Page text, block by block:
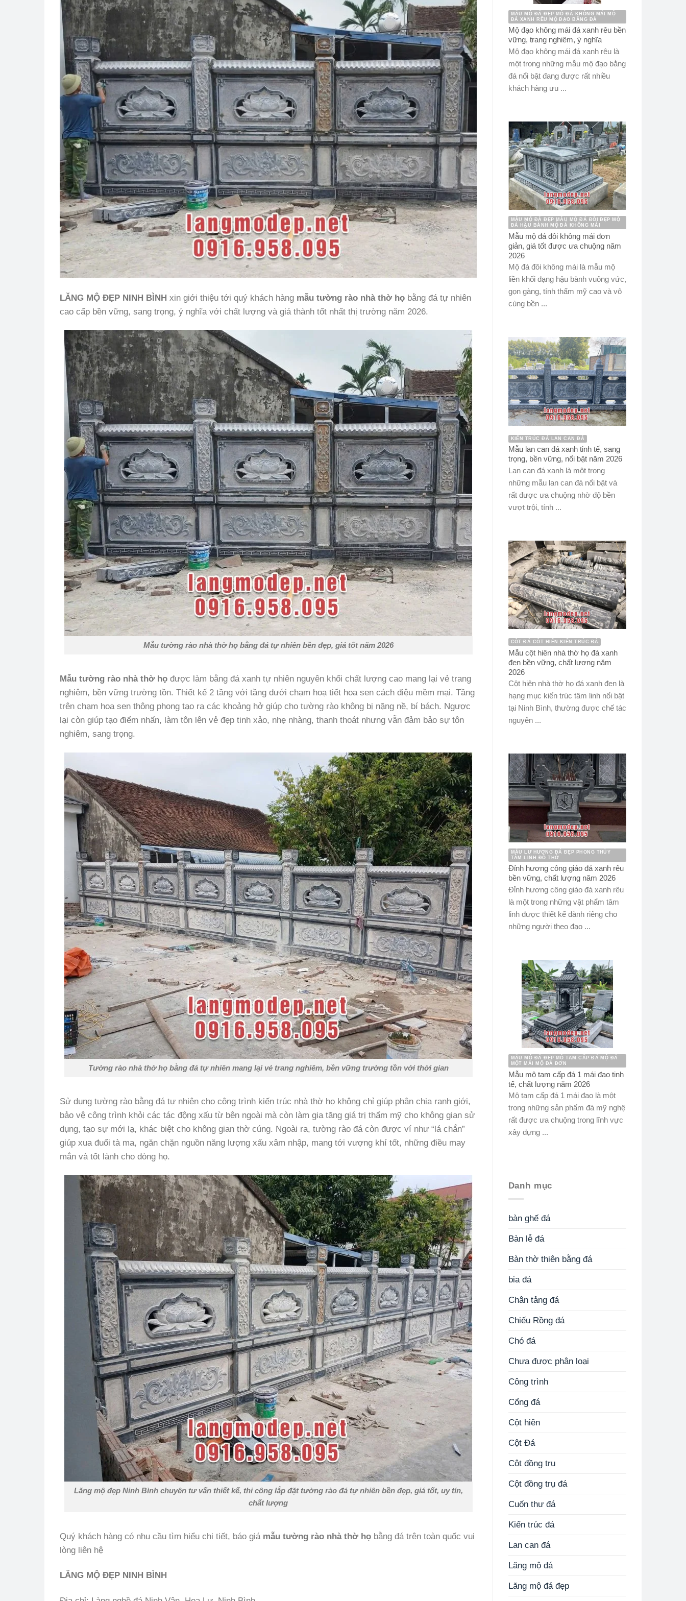
LĂNG MỘ ĐẸP NINH BÌNH xin giới thiệu tới quý khách hàng mẫu tường rào nhà thờ họ bằng đá tự nhiên
cao cấp bền vững, sang trọng, ý nghĩa với chất lượng và giá thành tốt nhất thị trường năm 2026.
Mẫu tường rào nhà thờ họ bằng đá tự nhiên bền đẹp, giá tốt năm 2026
Mẫu tường rào nhà thờ họ được làm bằng đá xanh tự nhiên nguyên khối chất lượng cao mang lại vẻ trang
nghiêm, bền vững trường tồn. Thiết kế 2 tầng với tầng dưới chạm hoạ tiết hoa sen cách điệu mềm mại. Tầng
trên chạm hoa sen thông phong tạo ra các khoảng hở giúp cho tường rào không bị nặng nề, bí bách. Ngược
lại còn giúp tạo điểm nhấn, làm tôn lên vẻ đẹp tinh xảo, nhẹ nhàng, thanh thoát nhưng vẫn đảm bảo sự tôn
nghiêm, sang trọng.
Tường rào nhà thờ họ bằng đá tự nhiên mang lại vẻ trang nghiêm, bền vững trường tồn với thời gian
Sử dụng tường rào bằng đá tự nhiên cho công trình kiến trúc nhà thờ họ không chỉ giúp phân chia ranh giới,
bảo vệ công trình khỏi các tác động xấu từ bên ngoài mà còn làm gia tăng giá trị thẩm mỹ cho không gian sử
dụng, tạo sự mới lạ, khác biệt cho không gian thờ cúng. Ngoài ra, tường rào đá còn được ví như “lá chắn”
giúp xua đuổi tà ma, ngăn chặn nguồn năng lượng xấu xâm nhập, mang tới vượng khí tốt, những điều may
mắn và tốt lành cho dòng họ.
Lăng mộ đẹp Ninh Bình chuyên tư vấn thiết kế, thi công lắp đặt tường rào đá tự nhiên bền đẹp, giá tốt, uy tín,
chất lượng
Quý khách hàng có nhu cầu tìm hiểu chi tiết, báo giá mẫu tường rào nhà thờ họ bằng đá trên toàn quốc vui
lòng liên hệ
LĂNG MỘ ĐẸP NINH BÌNH
MẪU MỘ ĐÁ ĐẸP MỘ ĐÁ KHÔNG MÁI MỘ
ĐÁ XANH RÊU MỘ ĐẠO BẰNG ĐÁ
Mộ đạo không mái đá xanh rêu bền
vững, trang nghiêm, ý nghĩa
Mộ đạo không mái đá xanh rêu là
một trong những mẫu mộ đạo bằng
đá nổi bật đang được rất nhiều
khách hàng ưu ...
MẪU MỘ ĐÁ ĐẸP MẪU MỘ ĐÁ ĐÔI ĐẸP MỘ
ĐÁ HẬU BÀNH MỘ ĐÁ KHÔNG MÁI
Mẫu mộ đá đôi không mái đơn
giản, giá tốt được ưa chuộng năm
2026
Mộ đá đôi không mái là mẫu mộ
liền khối dạng hậu bành vuông vức,
gọn gàng, tính thẩm mỹ cao và vô
cùng bền ...
KIẾN TRÚC ĐÁ LAN CAN ĐÁ
Mẫu lan can đá xanh tinh tế, sang
trọng, bền vững, nổi bật năm 2026
Lan can đá xanh là một trong
những mẫu lan can đá nổi bật và
rất được ưa chuộng nhờ độ bền
vượt trội, tính ...
CỘT ĐÁ CỘT HIÊN KIẾN TRÚC ĐÁ
Mẫu cột hiên nhà thờ họ đá xanh
đen bền vững, chất lượng năm
2026
Cột hiên nhà thờ họ đá xanh đen là
hạng mục kiến trúc tâm linh nổi bật
tại Ninh Bình, thường được chế tác
nguyên ...
MẪU LƯ HƯƠNG ĐÁ ĐẸP PHONG THỦY
TÂM LINH ĐỒ THỜ
Đỉnh hương công giáo đá xanh rêu
bền vững, chất lượng năm 2026
Đỉnh hương công giáo đá xanh rêu
là một trong những vật phẩm tâm
linh được thiết kế dành riêng cho
những người theo đạo ...
MẪU MỘ ĐÁ ĐẸP MỘ TAM CẤP ĐÁ MỘ ĐÁ
MỘT MÁI MỘ ĐÁ ĐƠN
Mẫu mộ tam cấp đá 1 mái đao tinh
tế, chất lượng năm 2026
Mộ tam cấp đá 1 mái đao là một
trong những sản phẩm đá mỹ nghệ
rất được ưa chuộng trong lĩnh vực
xây dựng ...
Danh mục
bàn ghế đá
Bàn lễ đá
Bàn thờ thiên bằng đá
bia đá
Chân tảng đá
Chiếu Rồng đá
Chó đá
Chưa được phân loại
Công trình
Cổng đá
Cột hiên
Cột Đá
Cột đồng trụ
Cột đồng trụ đá
Cuốn thư đá
Kiến trúc đá
Lan can đá
Lăng mộ đá
Lăng mộ đá đẹp